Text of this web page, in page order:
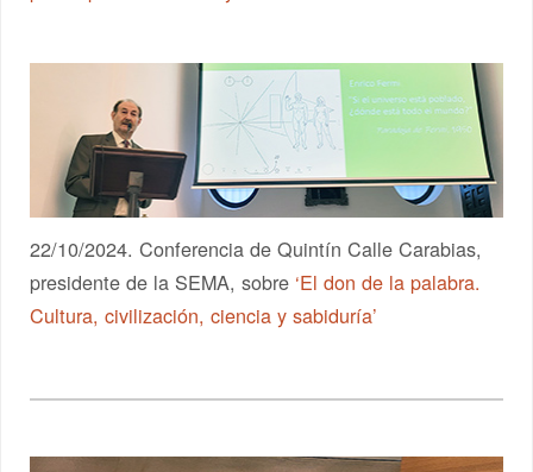
22/10/2024. Conferencia de Quintín Calle Carabias,
presidente de la SEMA, sobre ‘El don de la palabra.
Cultura, civilización, ciencia y sabiduría’